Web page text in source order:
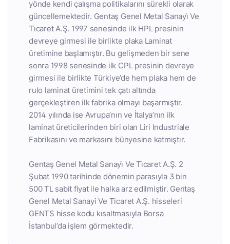
yönde kendi çalışma politikalarını sürekli olarak
güncellemektedir. Gentaş Genel Metal Sanayi̇ Ve
Ti̇caret A.Ş. 1997 senesinde ilk HPL presinin
devreye girmesi ile birlikte plaka Laminat
üretimine başlamıştır. Bu gelişmeden bir sene
sonra 1998 senesinde ilk CPL presinin devreye
girmesi ile birlikte Türkiye’de hem plaka hem de
rulo laminat üretimini tek çatı altında
gerçekleştiren ilk fabrika olmayı başarmıştır.
2014 yılında ise Avrupa’nın ve İtalya’nın ilk
laminat üreticilerinden biri olan Liri Industriale
Fabrikasını ve markasını bünyesine katmıştır.
Gentaş Genel Metal Sanayi̇ Ve Ti̇caret A.Ş. 2
Şubat 1990 tarihinde dönemin parasıyla 3 bin
500 TL sabit fiyat ile halka arz edilmiştir. Gentaş
Genel Metal Sanayi Ve Ticaret A.Ş. hisseleri
GENTS hisse kodu kısaltmasıyla Borsa
İstanbul’da işlem görmektedir.